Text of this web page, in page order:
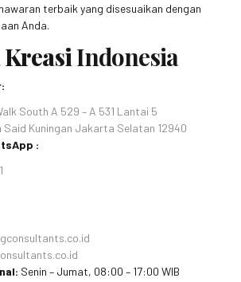
terbaik yang disesuaikan dengan
Anda.
Indonesia
South A 529 – A 531 Lantai 5
Said Kuningan Jakarta Selatan 12940
:
Senin – Jumat, 08:00 – 17:00 WIB